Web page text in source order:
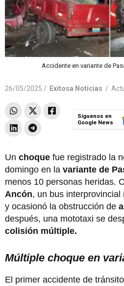
Accidente en variante de
26/05/2025 / Exitosa Noticias /
Síguenos en
Google News
Un choque fue registrado la
domingo en la variante de
menos 10 personas heridas.
Ancón, un bus
y ocasionó la obstrucción de
después, una mototaxi se
colisión múltiple.
Múltiple choque en
El primer accidente de